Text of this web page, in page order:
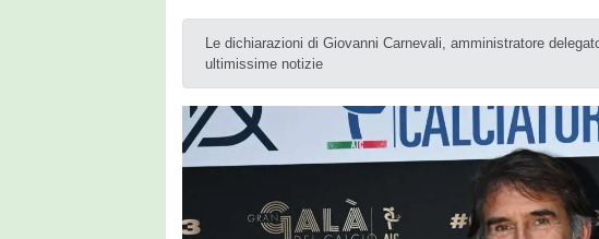
Le dichiarazioni di Giovanni Carnevali, amministratore
ultimissime notizie